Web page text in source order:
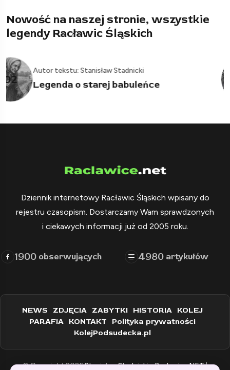
Nowość na naszej stronie, wszystkie
legendy Racławic Śląskich
03
Autor tekstu: Stanisław Stadnicki
Legendy o rusałkach
Dziennik internetowy Racławic Śląskich wpisany do
rejestru czasopism. Dostarczamy Wam sprawdzonych
i ciekawych informacji już od 2005 roku.
1900 obserwujących 4980 artykułów
NEWS ZDJĘCIA ZABYTKI HISTORIA KOLEJ
PARAFIA KONTAKT Polityka prywatności
KolejPodsudecka.pl
© Copyright 2026Stanisław Stadnicki - Raclawice.NET|